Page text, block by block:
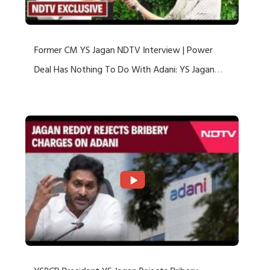
Former CM YS Jagan NDTV Interview | Power
Deal Has Nothing To Do With Adani: YS Jagan